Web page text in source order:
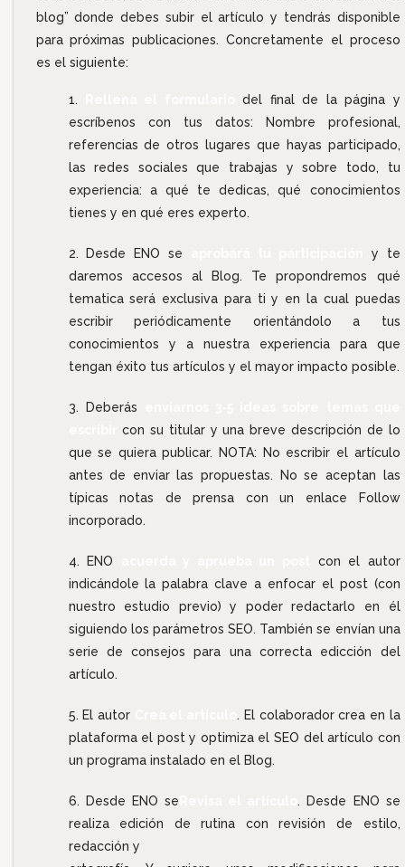
blog” donde debes subir el artículo y tendrás disponible
para próximas publicaciones. Concretamente el proceso
es el siguiente:
del final de la página y
escríbenos con tus datos: Nombre profesional,
referencias de otros lugares que hayas participado,
las redes sociales que trabajas y sobre todo, tu
experiencia: a qué te dedicas, qué conocimientos
tienes y en qué eres experto.
Desde ENO se
y te
daremos accesos al Blog. Te propondremos qué
tematica será exclusiva para ti y en la cual puedas
escribir periódicamente orientándolo a tus
conocimientos y a nuestra experiencia para que
tengan éxito tus artículos y el mayor impacto posible.
Deberás
con su titular y una breve descripción de lo
que se quiera publicar. NOTA: No escribir el artículo
antes de enviar las propuestas. No se aceptan las
típicas notas de prensa con un enlace Follow
incorporado.
ENO
con el autor
indicándole la palabra clave a enfocar el post (con
nuestro estudio previo) y poder redactarlo en él
siguiendo los parámetros SEO. También se envían una
serie de consejos para una correcta edicción del
artículo.
El autor
. El colaborador crea en la
plataforma el post y optimiza el SEO del artículo con
un programa instalado en el Blog.
Desde ENO se
. Desde ENO se
realiza edición de rutina con revisión de estilo,
redacción y